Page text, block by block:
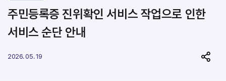
주민등록증 진위확인 서비스 작업으로 인한
서비스 순단 안내
2026. 05. 19